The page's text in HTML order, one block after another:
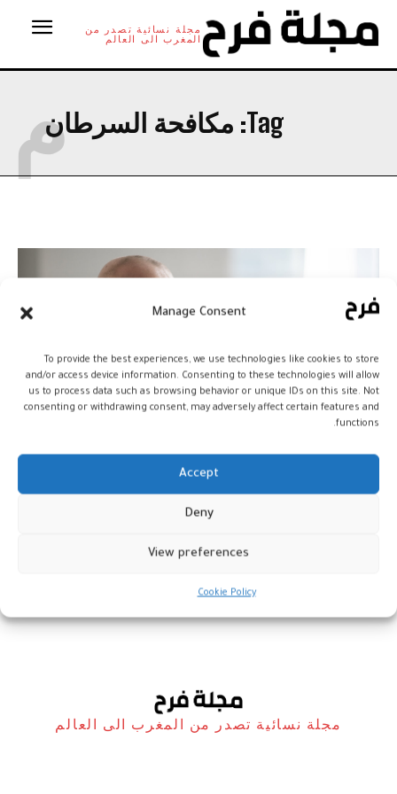
Manage Consent
To provide the best experiences, we use technologies like cookies to store
and/or access device information. Consenting to these technologies will allow
us to process data such as browsing behavior or unique IDs on this site. Not
consenting or withdrawing consent, may adversely affect certain features and
functions.
Accept
Deny
View preferences
Cookie Policy
مجلة نسائية تصدر من
المغرب الى العالم
Tag: مكافحة السرطانم
مذكرة تفاهم بين وزارة الصحة
والوكالة الدولية للطاقة
الذرية لمكافحة السرطان
مجلة نسائية تصدر من المغرب الى العالم